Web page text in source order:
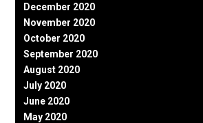
December 2020
November 2020
October 2020
September 2020
August 2020
July 2020
June 2020
May 2020